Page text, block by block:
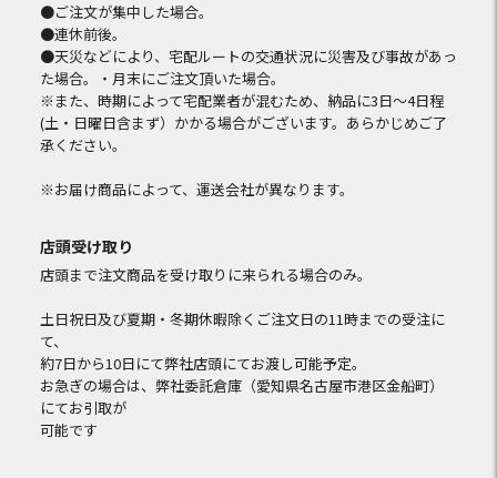
●ご注文が集中した場合。
●連休前後。
●天災などにより、宅配ルートの交通状況に災害及び事故があっ
た場合。・月末にご注文頂いた場合。
※また、時期によって宅配業者が混むため、納品に3日～4日程
(土・日曜日含まず）かかる場合がございます。あらかじめご了
承ください。
※お届け商品によって、運送会社が異なります。
店頭受け取り
店頭まで注文商品を受け取りに来られる場合のみ。
土日祝日及び夏期・冬期休暇除くご注文日の11時までの受注に
て、
約7日から10日にて弊社店頭にてお渡し可能予定。
お急ぎの場合は、弊社委託倉庫（愛知県名古屋市港区金船町）
にてお引取が
可能です